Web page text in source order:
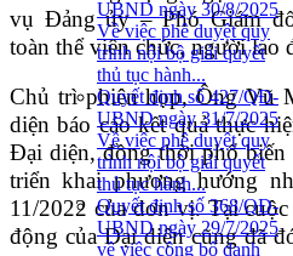
UBND ngày 30/8/2025
Về việc phê duyệt quy
trình nội bộ giải quyết
thủ tục hành...
Quyết định số 427/QĐ-
UBND ngày 31/7/2025
Về việc phê duyệt quy
trình nội bộ giải quyết
thủ tục hành...
Quyết định số 368/QĐ-
UBND ngày 29/7/2025
về việc công bố danh
vụ Đảng ủy – Phó Giám
toàn thể viên chức, người lao
Chủ trì phiên họp, Ông Vũ
diện báo cáo kết quả thực
Đại diện, đồng thời phổ biến
triển khai phương hướng
11/2022 của đơn vị. Tại
động của Đại diện cũng đã